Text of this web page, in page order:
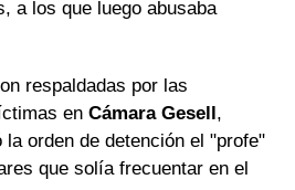
a los que luego abusaba
respaldadas por las
en Cámara Gesell,
orden de detención el "profe"
que solía frecuentar en el